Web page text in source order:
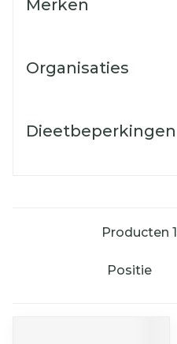
Merken
Organisaties
Dieetbeperkingen
Producten 1
Sorteer op: